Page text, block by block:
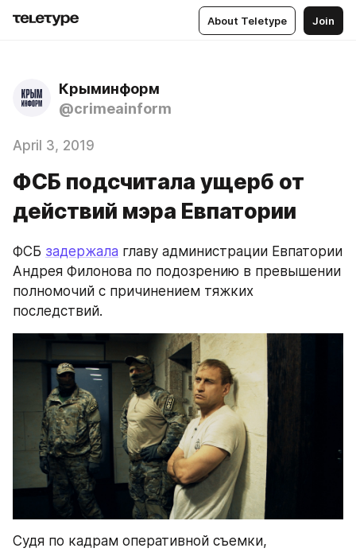
About Teletype Join
Крыминформ
@crimeainform
April 3, 2019
ФСБ подсчитала ущерб от
действий мэра Евпатории
ФСБ задержала главу администрации Евпатории
Андрея Филонова по подозрению в превышении
полномочий с причинением тяжких
последствий.
Судя по кадрам оперативной съемки,